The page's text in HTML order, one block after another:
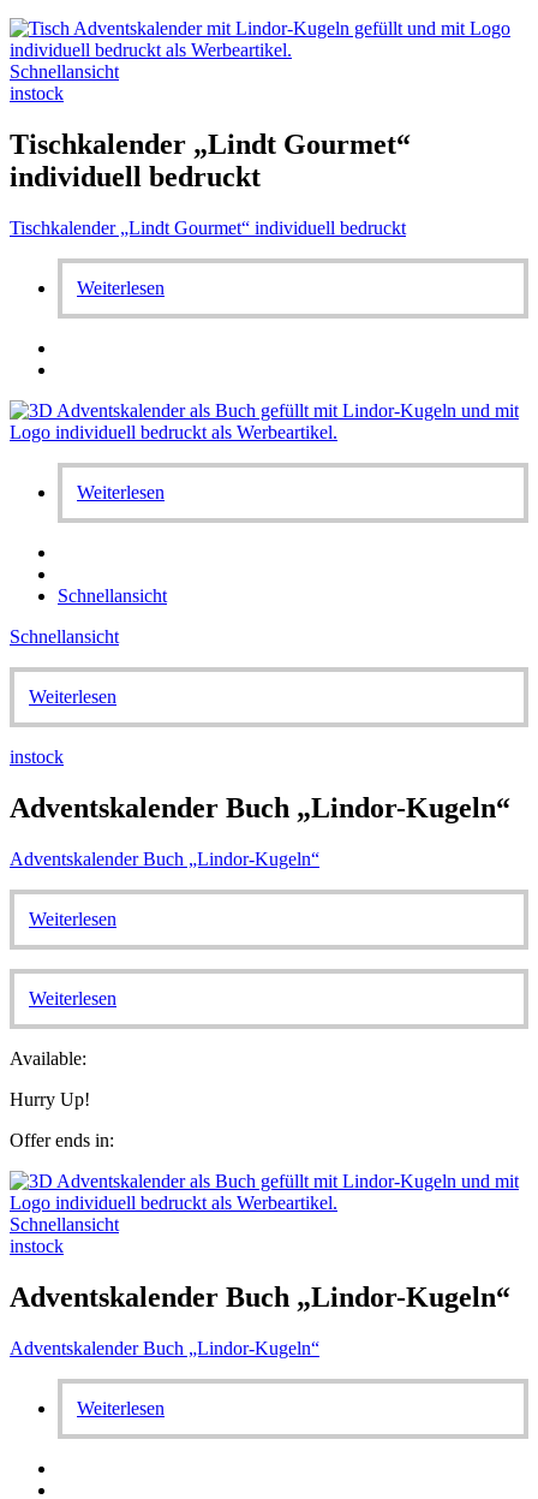
Schnellansicht
instock
Tischkalender „Lindt Gourmet“
individuell bedruckt
Tischkalender „Lindt Gourmet“ individuell bedruckt
Weiterlesen
Weiterlesen
Schnellansicht
Schnellansicht
Weiterlesen
instock
Adventskalender Buch „Lindor-Kugeln“
Adventskalender Buch „Lindor-Kugeln“
Weiterlesen
Weiterlesen
Available:
Hurry Up!
Offer ends in:
Schnellansicht
instock
Adventskalender Buch „Lindor-Kugeln“
Adventskalender Buch „Lindor-Kugeln“
Weiterlesen